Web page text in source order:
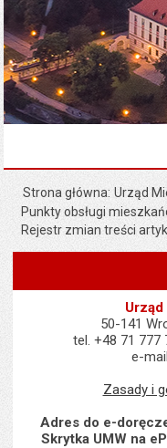
Strona główna Urząd
Punkty obsługi
Rejestr zmian treści
Urząd
50-141
tel. +48 71 777
e-
Zasady i
Adres do e-
Skrytka UMW na